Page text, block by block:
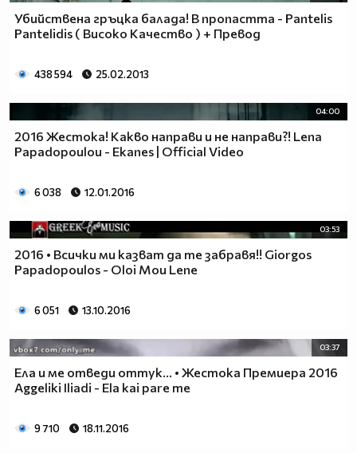
Убийствена гръцка балада! В пропастта - Pantelis
Pantelidis ( Високо Качество ) + Превод
438 594 25.02.2013
04:00
2016 Жестока! Какво направи и не направи?! Lena
Papadopoulou - Ekanes | Official Video
6 038 12.01.2016
03:53
2016 • Всички ми казват да те забравя!! Giorgos
Papadopoulos - Oloi Mou Lene
6 051 13.10.2016
03:37
Ела и ме отведи оттук... • Жестока Премиера 2016
Aggeliki Iliadi - Ela kai pare me
9 710 18.11.2016